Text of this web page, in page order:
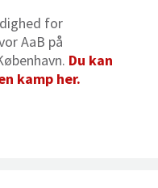
for
AaB på
Du kan
kamp her.